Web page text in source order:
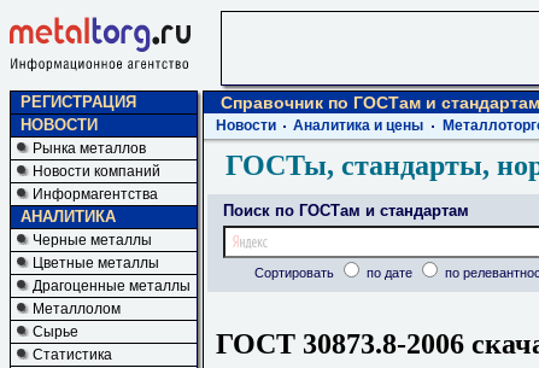
РЕГИСТРАЦИЯ
НОВОСТИ
Рынка металлов
Новости компаний
Информагентства
АНАЛИТИКА
Черные металлы
Цветные металлы
Драгоценные металлы
Металлолом
Сырье
Статистика
Справочник по ГОСТам и стандартам
Новости Аналитика и цены
ГОСТы, стандарты,
Поиск по ГОСТам и стандартам
Сортировать по дате по
ГОСТ 30873.8-2006